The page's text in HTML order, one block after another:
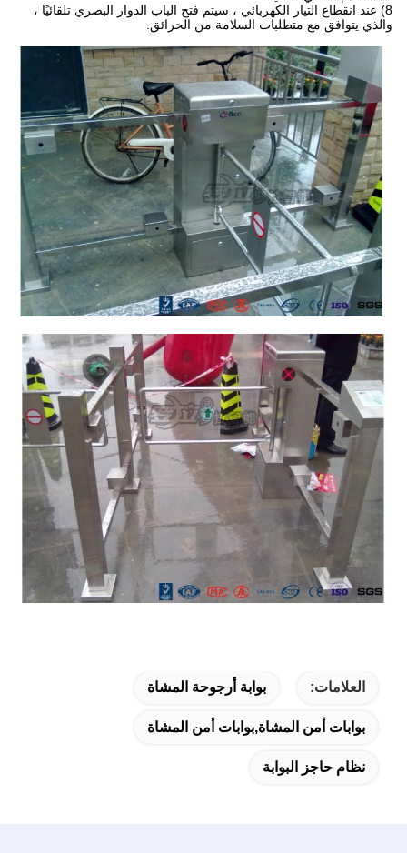
8) عند انقطاع التيار الكهربائي ، سيتم فتح الباب الدوار البصري تلقائيًا ،
والذي يتوافق مع متطلبات السلامة من الحرائق.
العلامات: بوابة أرجوحة المشاة
بوابات أمن المشاة,بوابات أمن المشاة
نظام حاجز البوابة